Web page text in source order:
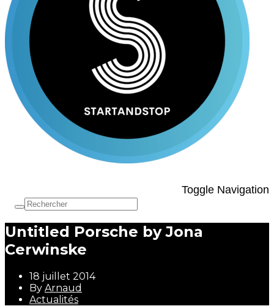
Toggle Navigation
Untitled Porsche by Jona
Cerwinske
18 juillet 2014
By Arnaud
Actualités